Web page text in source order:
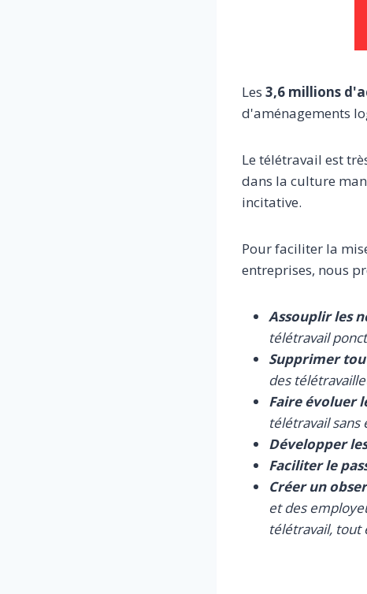
Les 3,6 millions
d'aménagements
Le télétravail est
dans la culture
incitative.
Pour faciliter la
entreprises, nous
Assouplir les
télétravail
Supprimer
des
Faire évoluer
télétravail
Développer
Faciliter le
Créer un
et des
télétravail, tout